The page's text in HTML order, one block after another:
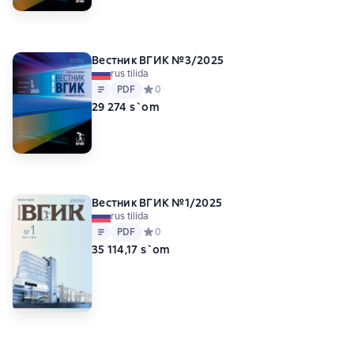
Вестник ВГИК №3/2025
rus tilida
Matn
PDF
PDF Средний рейтинг 0 на основе 0 оценок
0
29 274 s`om
Вестник ВГИК №1/2025
rus tilida
Matn
PDF
PDF Средний рейтинг 0 на основе 0 оценок
0
35 114,17 s`om